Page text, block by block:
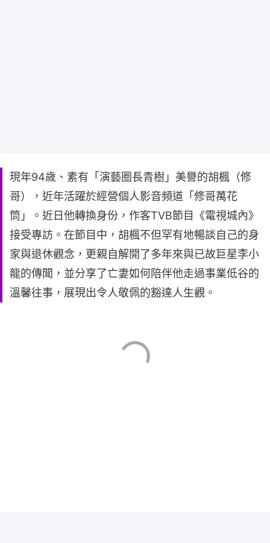
現年94歲、素有「演藝圈長青樹」美譽的胡楓（修
哥），近年活躍於經營個人影音頻道「修哥萬花
筒」。近日他轉換身份，作客TVB節目《電視城內》
接受專訪。在節目中，胡楓不但罕有地暢談自己的身
家與退休觀念，更親自解開了多年來與已故巨星李小
龍的傳聞，並分享了亡妻如何陪伴他走過事業低谷的
溫馨往事，展現出令人敬佩的豁達人生觀。